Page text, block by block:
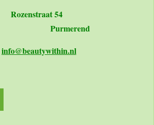
Rozenstraat 54
Purmerend
info@beautywithin.nl